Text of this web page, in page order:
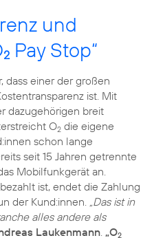
und
2 Pay Stop“
dass einer der großen
ist. Mit
dazugehörigen breit
O2 die eigene
schon lange
seit 15 Jahren getrennte
Mobilfunkgerät an.
ist, endet die Zahlung
der Kund:innen. „Das ist in
alles andere als
Laukenmann. „O2